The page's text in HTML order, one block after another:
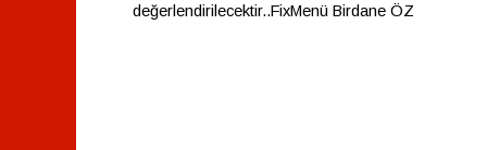
değerlendirilecektir..FixMenü Birdane ÖZ